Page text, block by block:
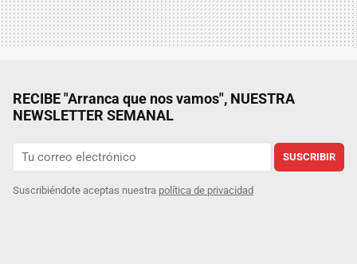
RECIBE "Arranca que nos vamos", NUESTRA
NEWSLETTER SEMANAL
SUSCRIBIR
Suscribiéndote aceptas nuestra política de privacidad